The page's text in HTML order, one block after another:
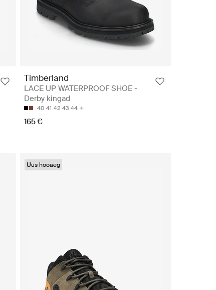
Timberland
LACE UP WATERPROOF SHOE -
Derby kingad
40 41 42 43 44
165 €
Uus hooaeg